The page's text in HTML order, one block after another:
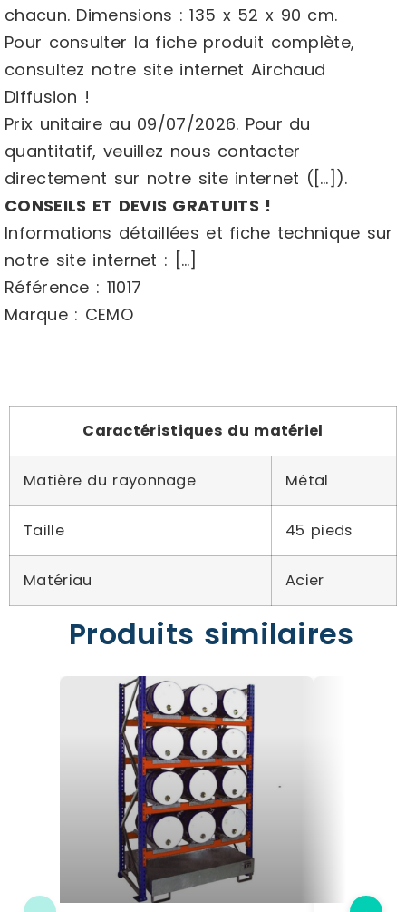
chacun. Dimensions : 135 x 52 x 90 cm.
Pour consulter la fiche produit complète,
consultez notre site internet Airchaud
Diffusion !
Prix unitaire au 09/07/2026. Pour du
quantitatif, veuillez nous contacter
directement sur notre site internet ([…]).
CONSEILS ET DEVIS GRATUITS !
Informations détaillées et fiche technique sur
notre site internet : […]
Référence : 11017
Marque : CEMO
Caractéristiques du matériel
Matière du rayonnage Métal
Taille 45 pieds
Matériau Acier
Produits similaires